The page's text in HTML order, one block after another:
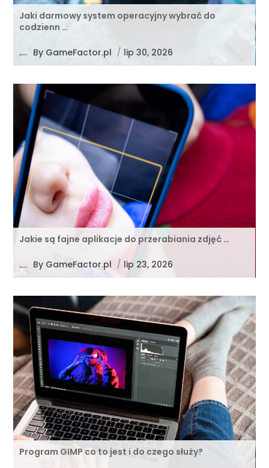
Jaki darmowy system operacyjny wybrać do
codzienn …
By GameFactor.pl / lip 30, 2026
Jakie są fajne aplikacje do przerabiania zdjęć …
By GameFactor.pl / lip 23, 2026
Program GIMP co to jest i do czego służy?